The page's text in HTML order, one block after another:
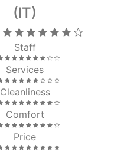
(IT)
Staff
Services
Cleanliness
Comfort
Price